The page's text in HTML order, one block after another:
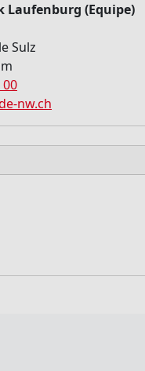
Laufenburg (Equipe)
Sulz
00
nw.ch